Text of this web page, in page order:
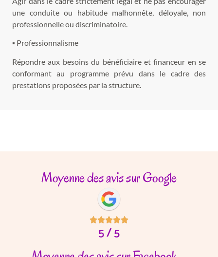
une conduite ou habitude malhonnête, déloyale, non
professionnelle ou discriminatoire.
▪ Professionnalisme
Répondre aux besoins du bénéficiaire et financeur en se
conformant au programme prévu dans le cadre des
prestations proposées par la structure.
Moyenne des avis sur Google

5 / 5